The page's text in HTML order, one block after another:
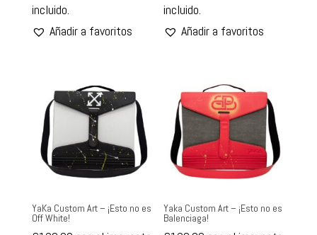
incluido.
Añadir a favoritos
incluido.
Añadir a favoritos
YaKa Custom Art – ¡Esto no es
Off White!
Yaka Custom Art – ¡Esto no es
Balenciaga!